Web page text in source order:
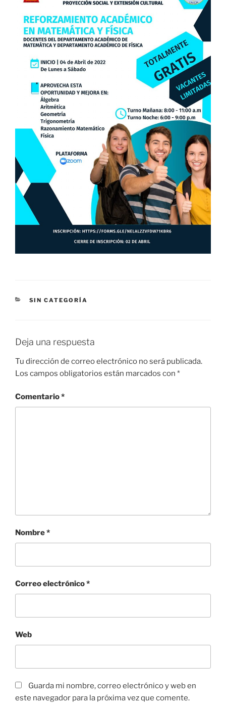
CATEGORÍAS
SIN CATEGORÍA
Deja una respuesta
Tu dirección de correo electrónico no será publicada.
Los campos obligatorios están marcados con *
Comentario*
Nombre*
Correo electrónico*
Web
Guarda mi nombre, correo electrónico y web en
este navegador para la próxima vez que comente.